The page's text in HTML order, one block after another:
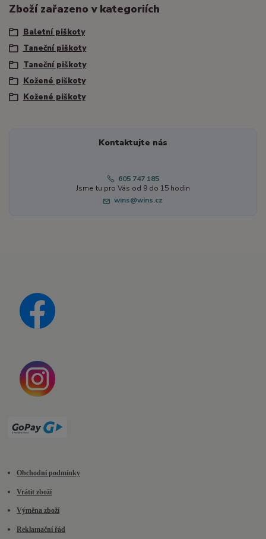
Zboží zařazeno v kategoriích
Baletní piškoty
Taneční piškoty
Taneční piškoty
Kožené piškoty
Kožené piškoty
Kontaktujte nás
605 747 185
Jsme tu pro Vás od 9 do 15 hodin
wins@wins.cz
Obchodní podmínky
Vrátit zboží
Výměna zboží
Reklamační řád